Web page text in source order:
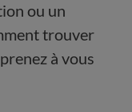
ou un
trouver
à vous